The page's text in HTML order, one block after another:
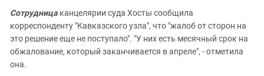
Сотрудница канцелярии суда Хосты сообщила
корреспонденту "Кавказского узла", что "жалоб от сторон на
это решение еще не поступало". "У них есть месячный срок на
обжалование, который заканчивается в апреле", - отметила
она.